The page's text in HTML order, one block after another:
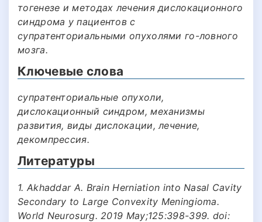
тогенезе и методах лечения дислокационного
синдрома у пациентов с
супратенториальными опухолями го-ловного
мозга.
Ключевые слова
супратенториальные опухоли,
дислокационный синдром, механизмы
развития, виды дислокации, лечение,
декомпрессия.
Литературы
1. Akhaddar A. Brain Herniation into Nasal Cavity
Secondary to Large Convexity Meningioma.
World Neurosurg. 2019 May;125:398-399. doi: